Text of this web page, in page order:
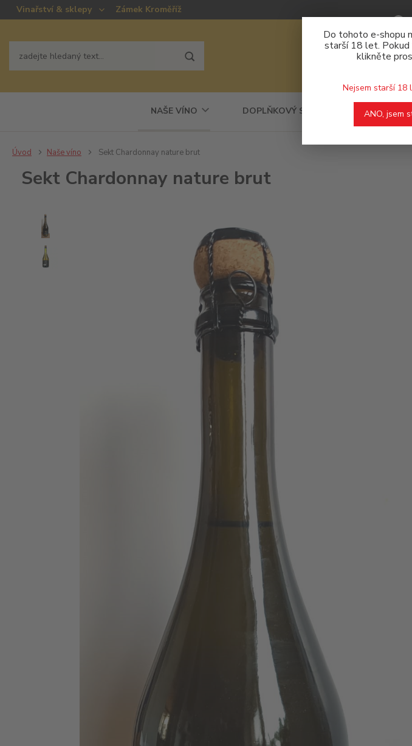
Do tohoto e-shopu
starší 18 let.
klikněte
Nejsem starší 18
ANO, jsem
Vinařství & sklepy Zámek Kroměříž
NAŠE VÍNO DOPLŇKOVÝ SORTIMENT
Úvod Naše víno Sekt Chardonnay nature brut
Sekt Chardonnay nature brut